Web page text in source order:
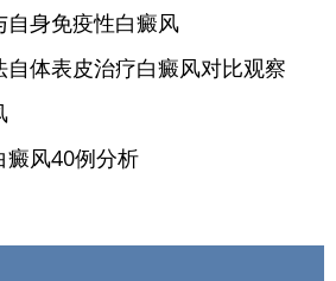
身免疫性白癜风
体表皮治疗白癜风对比观察
癜风40例分析